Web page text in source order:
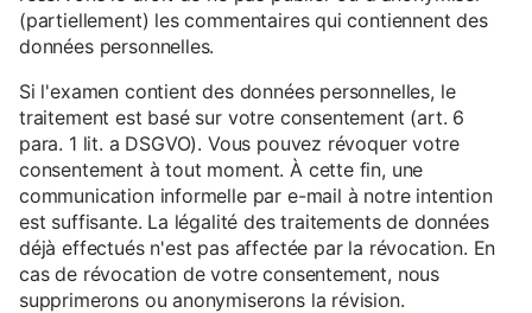
(partiellement) les commentaires qui contiennent des
données personnelles.
Si l'examen contient des données personnelles, le
traitement est basé sur votre consentement (art. 6
para. 1 lit. a DSGVO). Vous pouvez révoquer votre
consentement à tout moment. À cette fin, une
communication informelle par e-mail à notre intention
est suffisante. La légalité des traitements de données
déjà effectués n'est pas affectée par la révocation. En
cas de révocation de votre consentement, nous
supprimerons ou anonymiserons la révision.